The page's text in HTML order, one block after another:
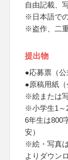
自由記載、
※日本語で
※盗作、二
提出物
●応募票（公
●原稿用紙（
※絵または
※小学生1～
6年生は800
安）
※絵・写真
よりダウン